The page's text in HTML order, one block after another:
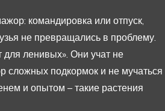
командировка или отпуск,
не превращались в проблему.
для ленивых». Они учат не
сложных подкормок и не мучаться
и опытом – такие растения